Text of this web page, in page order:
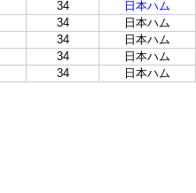
34
日本ハム
34
日本ハム
34
日本ハム
34
日本ハム
34 日本ハム